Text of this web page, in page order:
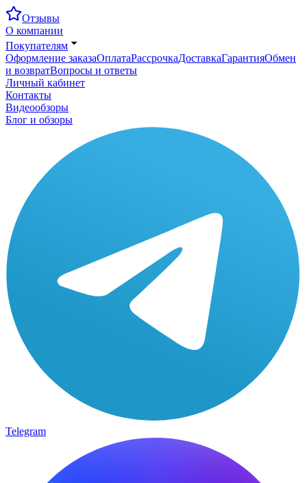
Отзывы
О компании
Покупателям
Оформление заказаОплатаРассрочкаДоставкаГарантияОбмен
и возвратВопросы и ответы
Личный кабинет
Контакты
Видеообзоры
Блог и обзоры
Telegram